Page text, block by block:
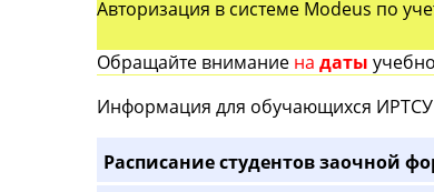
Авторизация в системе Modeus по
Обращайте внимание на даты
Информация для обучающихся
Расписание студентов заочной